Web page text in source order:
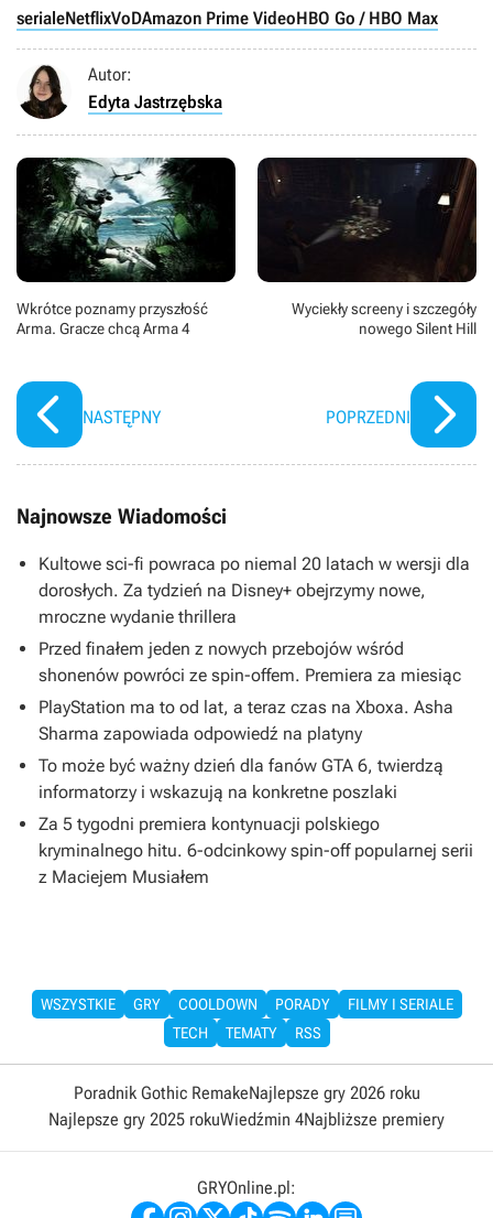
serialeNetflixVoDAmazon Prime VideoHBO Go / HBO Max
Autor:
Edyta Jastrzębska
Wkrótce poznamy przyszłość
Arma. Gracze chcą Arma 4
NASTĘPNY
Wyciekły screeny i szczegóły
nowego Silent Hill
POPRZEDNI
Najnowsze Wiadomości
Kultowe sci-fi powraca po niemal 20 latach w wersji dla
dorosłych. Za tydzień na Disney+ obejrzymy nowe,
mroczne wydanie thrillera
Przed finałem jeden z nowych przebojów wśród
shonenów powróci ze spin-offem. Premiera za miesiąc
PlayStation ma to od lat, a teraz czas na Xboxa. Asha
Sharma zapowiada odpowiedź na platyny
To może być ważny dzień dla fanów GTA 6, twierdzą
informatorzy i wskazują na konkretne poszlaki
Za 5 tygodni premiera kontynuacji polskiego
kryminalnego hitu. 6-odcinkowy spin-off popularnej serii
z Maciejem Musiałem
WSZYSTKIE GRY COOLDOWN PORADY
FILMY I SERIALE
TECH
TEMATY RSS
Poradnik Gothic RemakeNajlepsze gry 2026 roku
Najlepsze gry 2025 rokuWiedźmin 4Najbliższe premiery
GRYOnline.pl: